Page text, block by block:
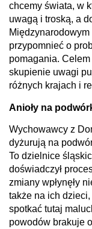
chcemy świata, w
uwagą i troską, a
przypomnieć o
pomagania.
skupienie uwagi
różnych krajach i
Anioły na
Wychowawcy z
dyżurują na
To dzielnice
doświadczył
zmiany wpłynęły
także na ich
spotkać tutaj
powodów brakuje